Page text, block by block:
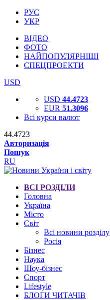
РУС
УКР
ВІДЕО
ФОТО
НАЙПОПУЛЯРНІШІ
СПЕЦПРОЕКТИ
USD
USD 44.4723
EUR 51.3096
Всі курси валют
44.4723
Авторизація
Пошук
RU
ВСІ РОЗДІЛИ
Головна
Україна
Місто
Світ
Всі новини розділу
Росія
Бізнес
Наука
Шоу-бізнес
Спорт
Lifestyle
БЛОГИ ЧИТАЧІВ